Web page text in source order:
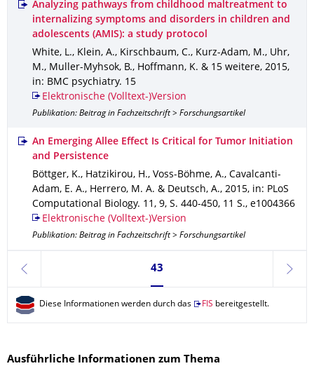
Analyzing pathways from childhood maltreatment to
internalizing symptoms and disorders in children and
adolescents (AMIS): a study protocol
White, L., Klein, A., Kirschbaum, C., Kurz-Adam, M., Uhr,
M., Muller-Myhsok, B., Hoffmann, K. & 15 weitere, 2015,
in: BMC psychiatry. 15
Elektronische (Volltext-)Version
Publikation: Beitrag in Fachzeitschrift > Forschungsartikel
An Emerging Allee Effect Is Critical for Tumor Initiation
and Persistence
Böttger, K., Hatzikirou, H., Voss-Böhme, A., Cavalcanti-
Adam, E. A., Herrero, M. A. & Deutsch, A., 2015, in: PLoS
Computational Biology. 11 , 9, S. 440-450, 11 S., e1004366
Elektronische (Volltext-)Version
Publikation: Beitrag in Fachzeitschrift > Forschungsartikel
zurück
Seite 43, aktuell ausgewählt
43
weiter
Diese Informationen werden durch das FIS bereitgestellt.
Ausführliche Informationen zum Thema